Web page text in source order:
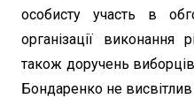
особисту участь в
організації виконання
також доручень
Бондаренко не висвітлив